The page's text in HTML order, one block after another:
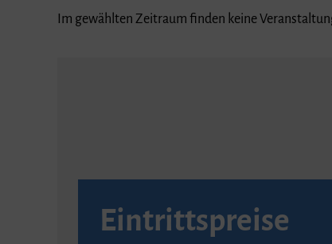
Im gewählten Zeitraum finden keine
Eintrittspreise